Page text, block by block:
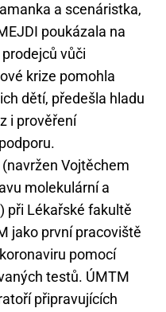
a scenáristka,
poukázala na
vůči
krize pomohla
dětí, předešla hladu
i prověření
(navržen Vojtěchem
molekulární a
při Lékařské fakultě
jako první pracoviště
pomocí
testů. ÚMTM
připravujících